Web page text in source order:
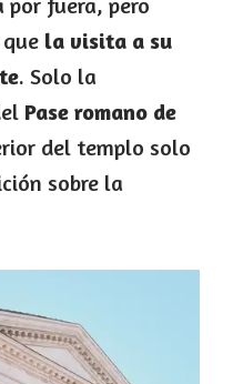
la visita a su
. Solo la
Pase romano de
del templo solo
sobre la